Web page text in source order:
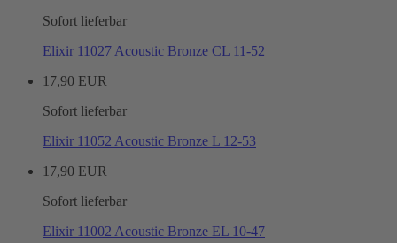
Sofort lieferbar
Elixir 11027 Acoustic Bronze CL 11-52
17,90 EUR
Sofort lieferbar
Elixir 11052 Acoustic Bronze L 12-53
17,90 EUR
Sofort lieferbar
Elixir 11002 Acoustic Bronze EL 10-47